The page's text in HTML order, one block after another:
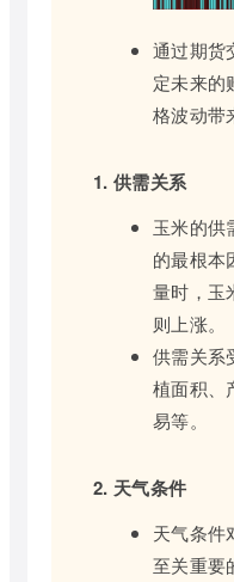
通过期货
定未来的
格波动带
1. 供需关系
玉米的供
的最根本
量时，玉
则上涨。
供需关系
植面积、
易等。
2. 天气条件
天气条件
至关重要